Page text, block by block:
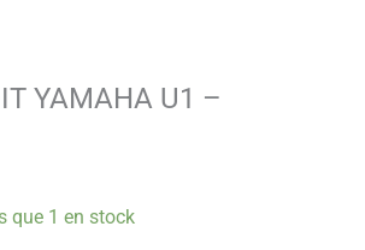
YAMAHA U1 –
que 1 en stock